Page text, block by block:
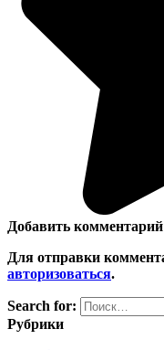
Добавить комментарий
Для отправки
авторизоваться.
Search for:
Рубрики